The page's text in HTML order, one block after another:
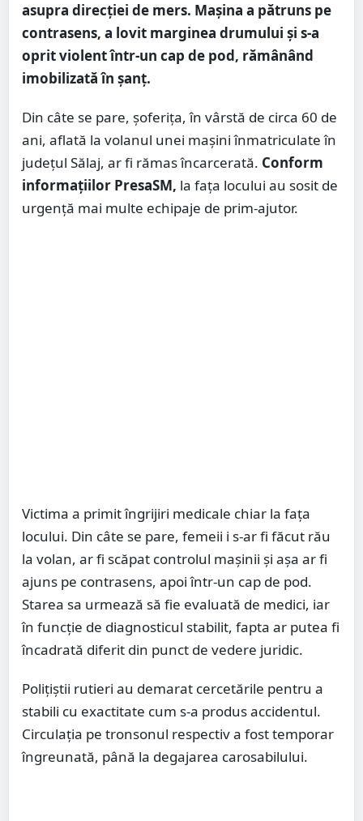
asupra direcției de mers. Mașina a pătruns pe
contrasens, a lovit marginea drumului și s-a
oprit violent într-un cap de pod, rămânând
imobilizată în șanț.
Din câte se pare, șoferița, în vârstă de circa 60 de
ani, aflată la volanul unei mașini înmatriculate în
județul Sălaj, ar fi rămas încarcerată. Conform
informațiilor PresaSM, la fața locului au sosit de
urgență mai multe echipaje de prim-ajutor.
Victima a primit îngrijiri medicale chiar la fața
locului. Din câte se pare, femeii i s-ar fi făcut rău
la volan, ar fi scăpat controlul mașinii și așa ar fi
ajuns pe contrasens, apoi într-un cap de pod.
Starea sa urmează să fie evaluată de medici, iar
în funcție de diagnosticul stabilit, fapta ar putea fi
încadrată diferit din punct de vedere juridic.
Polițiștii rutieri au demarat cercetările pentru a
stabili cu exactitate cum s-a produs accidentul.
Circulația pe tronsonul respectiv a fost temporar
îngreunată, până la degajarea carosabilului.